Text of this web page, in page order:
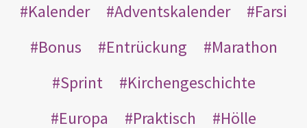
Kalender
Adventskalender
Farsi
Bonus
Entrückung
Marathon
Sprint
Kirchengeschichte
Europa
Praktisch
Hölle